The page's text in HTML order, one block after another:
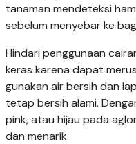
tanaman mendeteksi
sebelum menyebar ke
Hindari penggunaan
keras karena dapat
gunakan air bersih dan
tetap bersih alami.
pink, atau hijau pada
dan menarik.